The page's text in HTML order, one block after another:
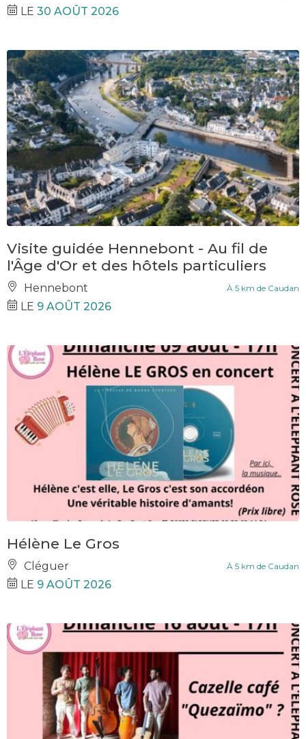
LE 30 AOÛT 2026
Visite guidée Hennebont - Au fil de
l'Âge d'Or et des hôtels particuliers
Hennebont À 5 km de Caudan
LE 9 AOÛT 2026
Hélène Le Gros
Cléguer À 5 km de Caudan
LE 9 AOÛT 2026